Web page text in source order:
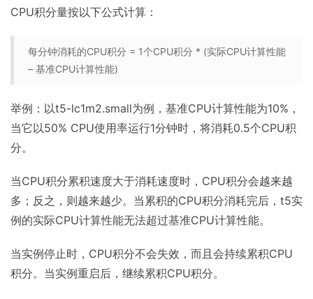
CPU积分量按以下公式计算：
每分钟消耗的CPU积分 = 1个CPU积分 * (实际CPU计算性能
– 基准CPU计算性能)
举例：以t5-lc1m2.small为例，基准CPU计算性能为10%，
当它以50% CPU使用率运行1分钟时，将消耗0.5个CPU积
分。
当CPU积分累积速度大于消耗速度时，CPU积分会越来越
多；反之，则越来越少。当累积的CPU积分消耗完后，t5实
例的实际CPU计算性能无法超过基准CPU计算性能。
当实例停止时，CPU积分不会失效，而且会持续累积CPU
积分。当实例重启后，继续累积CPU积分。